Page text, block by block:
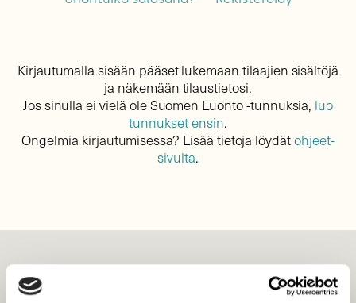
Kirjautumalla sisään pääset lukemaan tilaajien sisältöjä
ja näkemään tilaustietosi.
Jos sinulla ei vielä ole Suomen Luonto -tunnuksia, luo
tunnukset ensin.
Ongelmia kirjautumisessa? Lisää tietoja löydätohjeet-
sivulta.